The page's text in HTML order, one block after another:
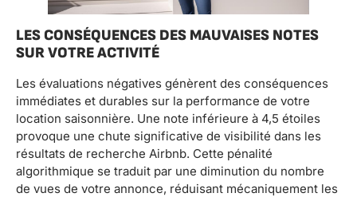
LES CONSÉQUENCES DES MAUVAISES NOTES
SUR VOTRE ACTIVITÉ
Les évaluations négatives génèrent des conséquences
immédiates et durables sur la performance de votre
location saisonnière. Une note inférieure à 4,5 étoiles
provoque une chute significative de visibilité dans les
résultats de recherche Airbnb. Cette pénalité
algorithmique se traduit par une diminution du nombre
de vues de votre annonce, réduisant mécaniquement les